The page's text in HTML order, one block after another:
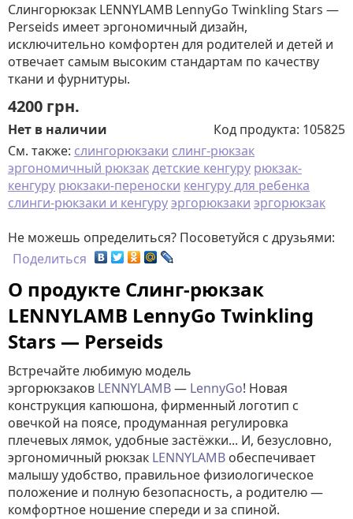
Слингорюкзак LENNYLAMB LennyGo Twinkling Stars —
Perseids имеет эргономичный дизайн,
исключительно комфортен для родителей и детей и
отвечает самым высоким стандартам по качеству
ткани и фурнитуры.
4200 грн.
Нет в наличии Код продукта: 105825
См. также: слингорюкзаки слинг-рюкзак
эргономичный рюкзакдетские кенгуру рюкзак-
кенгуру рюкзаки-переноски кенгуру для ребенка
слинги-рюкзаки и кенгуруэргорюкзаки эргорюкзак
Не можешь определиться? Посоветуйся с друзьями:
Поделиться
О продукте Слинг-рюкзак
LENNYLAMB LennyGo Twinkling
Stars — Perseids
Встречайте любимую модель
эргорюкзаков LENNYLAMB— LennyGo! Новая
конструкция капюшона, фирменный логотип с
овечкой на поясе, продуманная регулировка
плечевых лямок, удобные застёжки... И, безусловно,
эргономичный рюкзак LENNYLAMB обеспечивает
малышу удобство, правильное физиологическое
положение и полную безопасность, а родителю —
комфортное ношение спереди и за спиной.